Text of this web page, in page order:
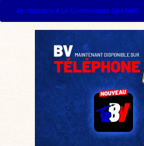
Je m'inscris à La Quotidienne (gratuit)